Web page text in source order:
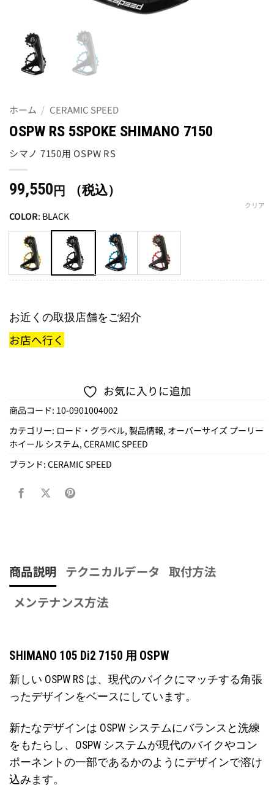
ホーム / CERAMIC SPEED
OSPW RS 5SPOKE SHIMANO 7150
シマノ 7150用 OSPW RS
99,550 円 （税込）
COLOR: BLACK
クリア
お近くの取扱店舗をご紹介
お店へ行く
お気に入りに追加
商品コード: 10-0901004002
カテゴリー: ロード・グラベル, 製品情報, オーバーサイズ プーリー
ホイール システム, CERAMIC SPEED
ブランド: CERAMIC SPEED
商品説明 テクニカルデータ 取付方法
メンテナンス方法
SHIMANO 105 Di2 7150 用 OSPW
新しい OSPW RS は、現代のバイクにマッチする角張
ったデザインをベースにしています。
新たなデザインは OSPW システムにバランスと洗練
をもたらし、OSPW システムが現代のバイクやコン
ポーネントの一部であるかのようにデザインで溶け
込みます。